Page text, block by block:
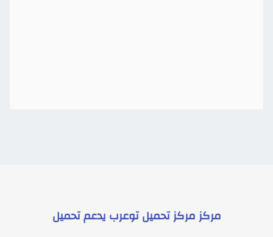
مركزمركز تحميل توعرب يدعمتحميل